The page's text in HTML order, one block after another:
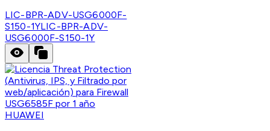
LIC-BPR-ADV-USG6000F-
S150-1YLIC-BPR-ADV-
USG6000F-S150-1Y
HUAWEI